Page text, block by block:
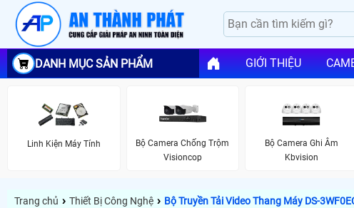
DANH MỤC SẢN PHẨM GIỚI THIỆU
Linh Kiện Máy Tính
Bộ Camera Chống Trộm
Visioncop
Bộ Camera Ghi Âm
Kbvision
Trang chủ › Thiết Bị Công Nghệ › Bộ Truyền Tải Video Thang Máy DS-